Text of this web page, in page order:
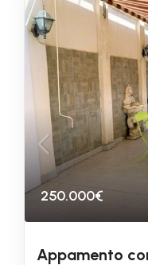
250.000€
Appamento